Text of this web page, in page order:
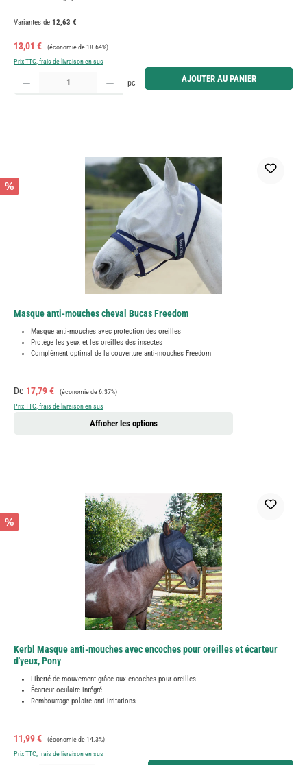
Variantes de 12,63 €
Prix de vente :
13,01 € Prix régulier :
(économie de 18.64%)
Prix TTC, frais de livraison en sus
Quantité de produit : Entrez la quantité souhaitée ou utilisez les boutons pour augmenter ou
pc AJOUTER AU PANIER
%
Masque anti-mouches cheval Bucas Freedom
Masque anti-mouches avec protection des oreilles
Protège les yeux et les oreilles des insectes
Complément optimal de la couverture anti-mouches Freedom
Prix de vente :
De 17,79 € Prix régulier :
(économie de 6.37%)
Prix TTC, frais de livraison en sus
Afficher les options
%
Kerbl Masque anti-mouches avec encoches pour oreilles et écarteur
d'yeux, Pony
Liberté de mouvement grâce aux encoches pour oreilles
Écarteur oculaire intégré
Rembourrage polaire anti-irritations
Prix de vente :
11,99 € Prix régulier :
(économie de 14.3%)
Prix TTC, frais de livraison en sus